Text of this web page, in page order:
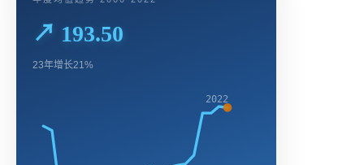
↗ 193.50
23年增长21%
2022